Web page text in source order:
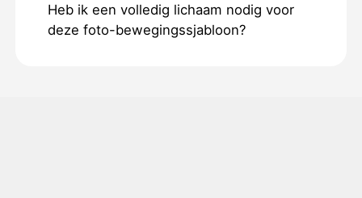
Heb ik een volledig lichaam nodig voor
deze foto-bewegingssjabloon?